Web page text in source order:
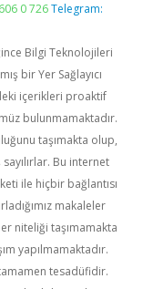
0 726 Telegram:
Bilgi Teknolojileri
bir Yer Sağlayıcı
içerikleri proaktif
bulunmamaktadır.
taşımakta olup,
Bu internet
ile hiçbir bağlantısı
makaleler
niteliği taşımamakta
yapılmamaktadır.
tesadüfidir.